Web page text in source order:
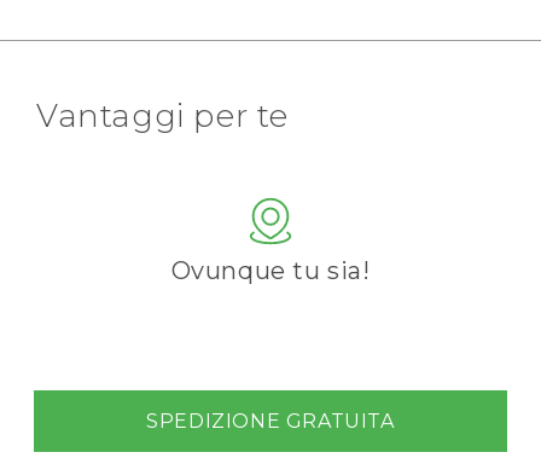
Vantaggi per te
Ovunque tu sia!
SPEDIZIONE GRATUITA